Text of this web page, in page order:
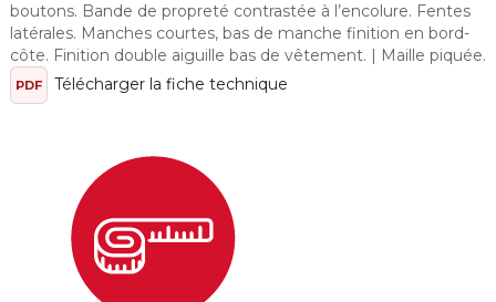
boutons. Bande de propreté contrastée à l’encolure. Fentes
latérales. Manches courtes, bas de manche finition en bord-
côte. Finition double aiguille bas de vêtement. | Maille piquée.
PDF Télécharger la fiche technique